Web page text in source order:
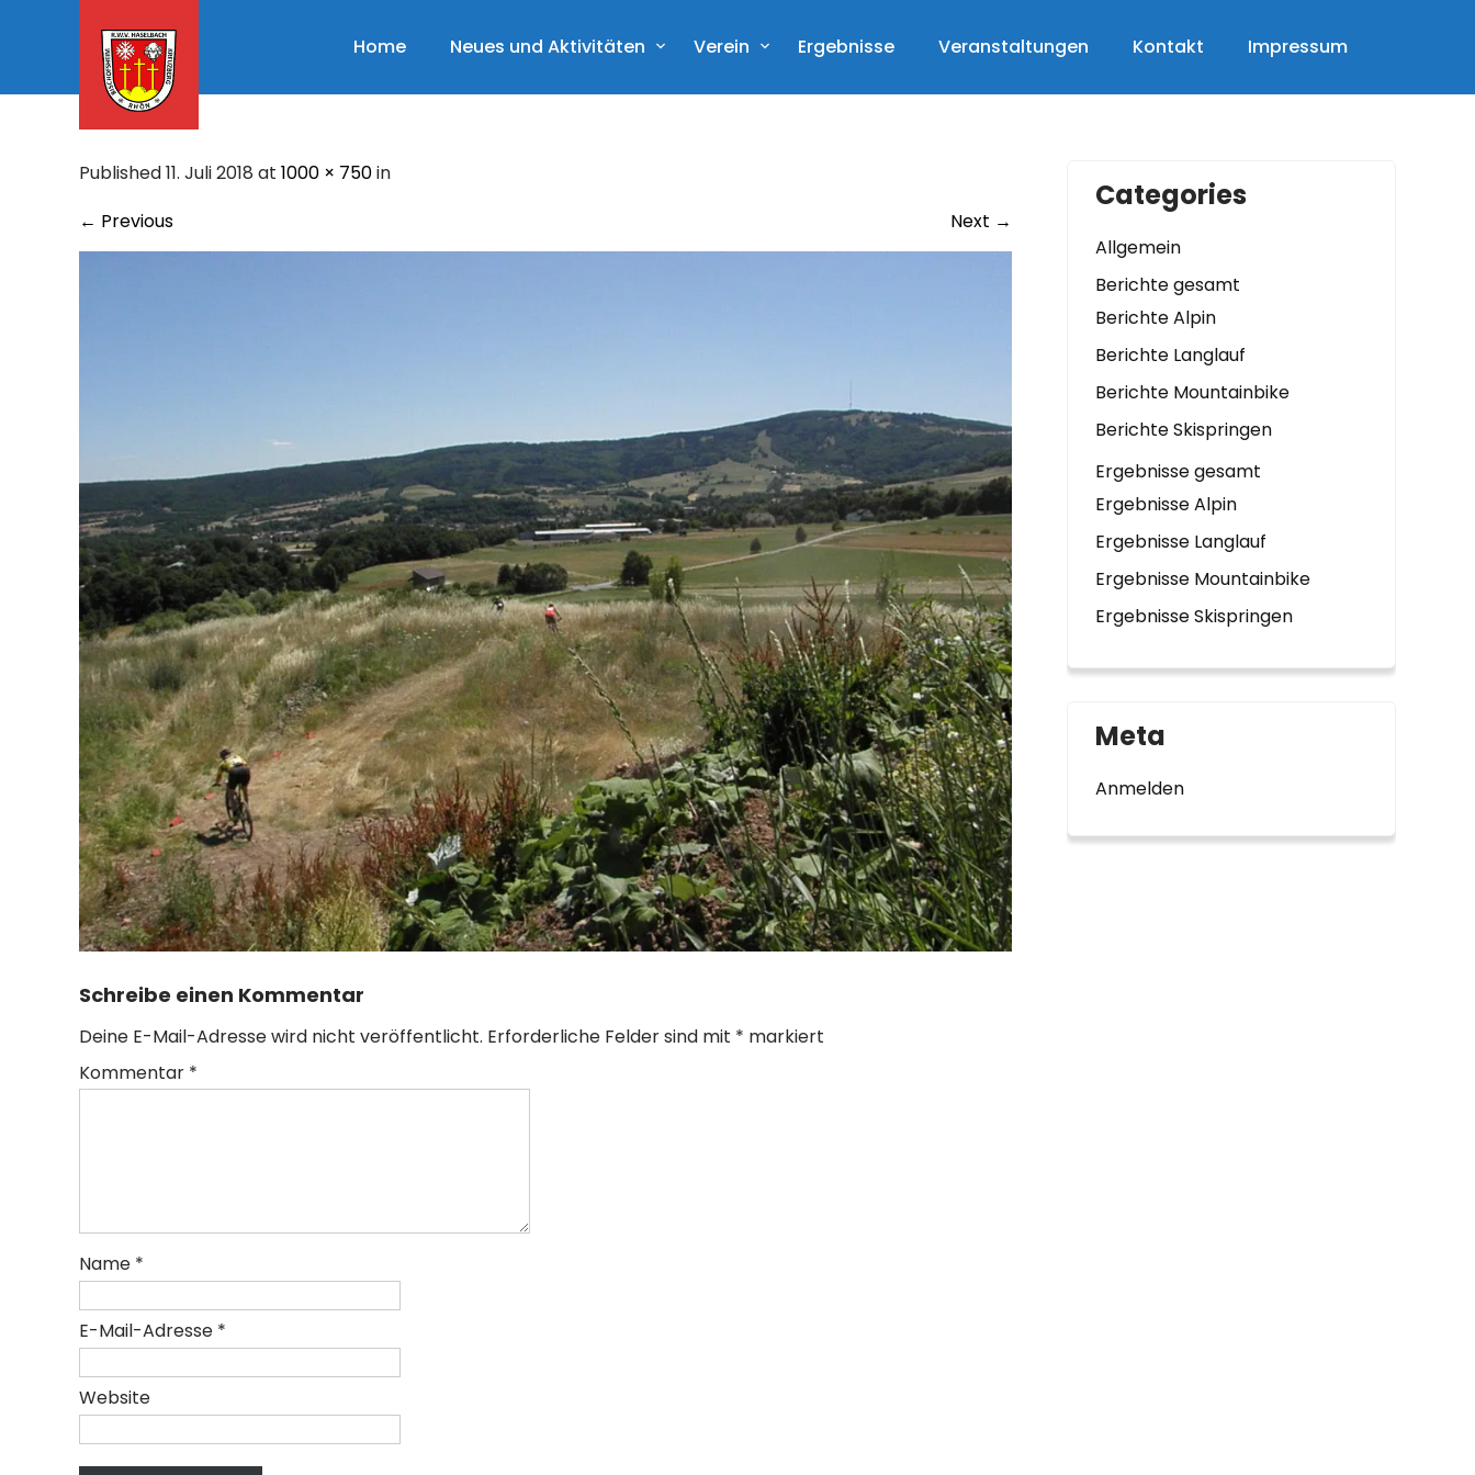
Home Neues und Aktivitäten Verein Ergebnisse Veranstaltungen Kontakt Impressum
Published 11. Juli 2018 at 1000 × 750in
← Previous Next →
Schreibe einen Kommentar
Deine E-Mail-Adresse wird nicht veröffentlicht. Erforderliche Felder sind mit * markiert
Kommentar *
Name *
E-Mail-Adresse *
Website
Categories
Allgemein
Berichte gesamt
Berichte Alpin
Berichte Langlauf
Berichte Mountainbike
Berichte Skispringen
Ergebnisse gesamt
Ergebnisse Alpin
Ergebnisse Langlauf
Ergebnisse Mountainbike
Ergebnisse Skispringen
Meta
Anmelden